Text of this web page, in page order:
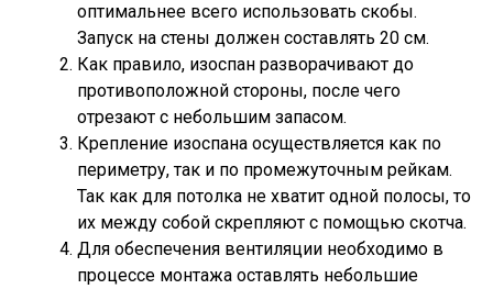
оптимальнее всего использовать скобы.
Запуск на стены должен составлять 20 см.
Как правило, изоспан разворачивают до
противоположной стороны, после чего
отрезают с небольшим запасом.
Крепление изоспана осуществляется как по
периметру, так и по промежуточным рейкам.
Так как для потолка не хватит одной полосы, то
их между собой скрепляют с помощью скотча.
Для обеспечения вентиляции необходимо в
процессе монтажа оставлять небольшие